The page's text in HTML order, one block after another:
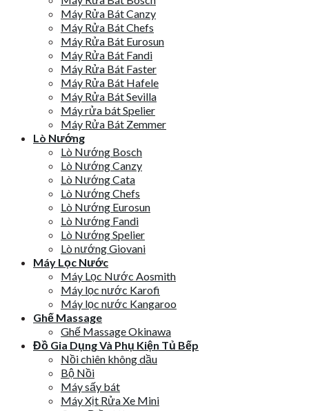
Máy Rửa Bát Canzy
Máy Rửa Bát Chefs
Máy Rửa Bát Eurosun
Máy Rửa Bát Fandi
Máy Rửa Bát Faster
Máy Rửa Bát Hafele
Máy Rửa Bát Sevilla
Máy rửa bát Spelier
Máy Rửa Bát Zemmer
Lò Nướng
Lò Nướng Bosch
Lò Nướng Canzy
Lò Nướng Cata
Lò Nướng Chefs
Lò Nướng Eurosun
Lò Nướng Fandi
Lò Nướng Spelier
Lò nướng Giovani
Máy Lọc Nước
Máy Lọc Nước Aosmith
Máy lọc nước Karofi
Máy lọc nước Kangaroo
Ghế Massage
Ghế Massage Okinawa
Đồ Gia Dụng Và Phụ Kiện Tủ Bếp
Nồi chiên không dầu
Bộ Nồi
Máy sấy bát
Máy Xịt Rửa Xe Mini